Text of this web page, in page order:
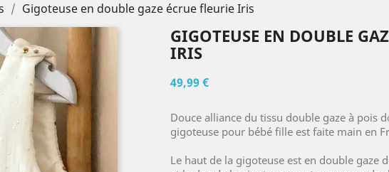
Gigoteuse en double gaze écrue fleurie Iris
GIGOTEUSE EN DOUBLE
IRIS
49,99 €
Douce alliance du tissu double gaze à pois
gigoteuse pour bébé fille est faite main en
Le haut de la gigoteuse est en double gaze